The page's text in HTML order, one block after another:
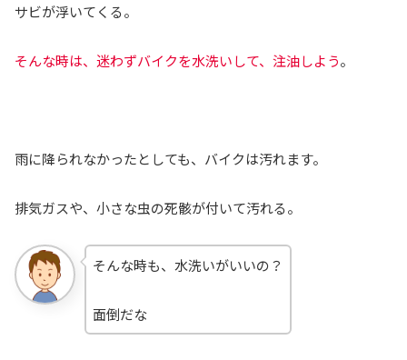
サビが浮いてくる。
そんな時は、迷わずバイクを水洗いして、注油しよう。
雨に降られなかったとしても、バイクは汚れます。
排気ガスや、小さな虫の死骸が付いて汚れる。
そんな時も、水洗いがいいの？
面倒だな